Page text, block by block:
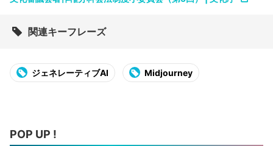
関連キーフレーズ
ジェネレーティブAI Midjourney
POP UP !